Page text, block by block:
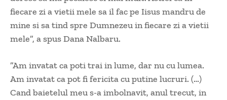
fiecare zi a vietii mele sa il fac pe Iisus mandru de
mine si sa tind spre Dumnezeu in fiecare zi a vietii
mele”, a spus Dana Nalbaru.
”Am invatat ca poti trai in lume, dar nu cu lumea.
Am invatat ca pot fi fericita cu putine lucruri. (…)
Cand baietelul meu s-a imbolnavit, anul trecut, in